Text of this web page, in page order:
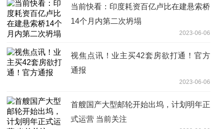
当前快看：印度耗资百亿卢比在建悬索桥
14个月内第二次坍塌
2023-06-06
视焦点讯！业主买42套房欲打通！官方
通报
2023-06-06
首艘国产大型邮轮开始出坞，计划明年正
式运营 当前关注